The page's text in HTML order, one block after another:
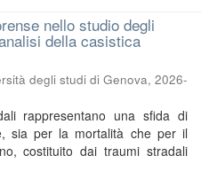
nello studio degli
della casistica
degli studi di Genova, 2026-
rappresentano una sfida di
sia per la mortalità che per il
costituito dai traumi stradali